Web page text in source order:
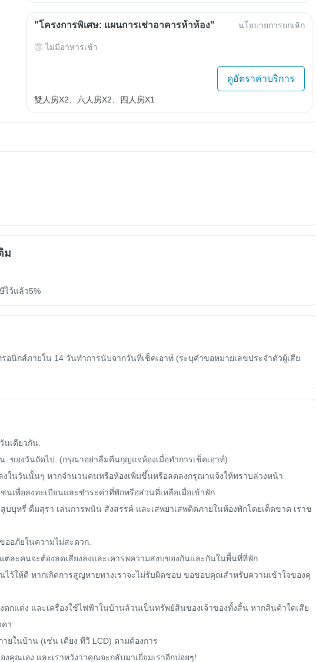
"โครงการพิเศษ: แผนการเช่าอาคารห้าห้อง" นโยบายการยกเลิก
ไม่มีอาหารเช้า
ดูอัตราค่าบริการ
雙人房X2、六人房X2、四人房X1
ม
ไว้แล้ว5%
อนิกส์ภายใน 14 วันทำการนับจากวันที่เช็คเอาท์ (ระบุคำขอหมายเลขประจำตัวผู้เสีย
เดียวกัน.
. ของวันถัดไป. (กรุณาอย่าลืมคืนกุญแจห้องเมื่อทำการเช็คเอาท์)
ในวันนั้นๆ หากจำนวนคนหรือห้องเพิ่มขึ้นหรือลดลงกรุณาแจ้งให้ทราบล่วงหน้า
เพื่อลงทะเบียนและชำระค่าที่พักหรือส่วนที่เหลือเมื่อเข้าพัก
บุหรี่ ดื่มสุรา เล่นการพนัน สังสรรค์ และเสพยาเสพติดภายในห้องพักโดยเด็ดขาด เราข
อภัยในความไม่สะดวก.
ละคนจะต้องลดเสียงลงและเคารพความสงบของกันและกันในพื้นที่ที่พัก
ว้ให้ดี หากเกิดการสูญหายทางเราจะไม่รับผิดชอบ ขอขอบคุณสำหรับความเข้าใจของคุ
ตกแต่ง และเครื่องใช้ไฟฟ้าในบ้านล้วนเป็นทรัพย์สินของเจ้าของทั้งสิ้น หากสินค้าใดเสีย
า
ยในบ้าน (เช่น เตียง ทีวี LCD) ตามต้องการ
คุณเอง และเราหวังว่าคุณจะกลับมาเยี่ยมเราอีกบ่อยๆ!